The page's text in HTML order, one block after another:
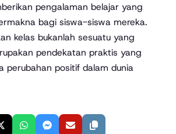
pengalaman belajar yang
bagi siswa-siswa mereka.
kelas bukanlah sesuatu yang
pendekatan praktis yang
perubahan positif dalam dunia